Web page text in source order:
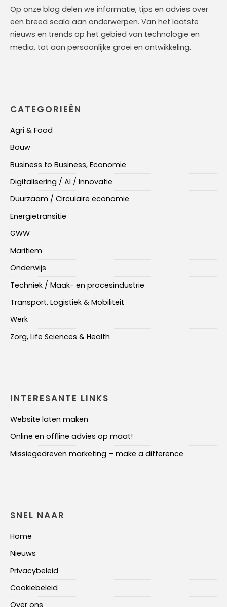
Op onze blog delen we informatie, tips en advies over
een breed scala aan onderwerpen. Van het laatste
nieuws en trends op het gebied van technologie en
media, tot aan persoonlijke groei en ontwikkeling.
CATEGORIEËN
Agri & Food
Bouw
Business to Business, Economie
Digitalisering / AI / Innovatie
Duurzaam / Circulaire economie
Energietransitie
GWW
Maritiem
Onderwijs
Techniek / Maak- en procesindustrie
Transport, Logistiek & Mobiliteit
Werk
Zorg, Life Sciences & Health
INTERESANTE LINKS
Website laten maken
Online en offline advies op maat!
Missiegedreven marketing – make a difference
SNEL NAAR
Home
Nieuws
Privacybeleid
Cookiebeleid
Over ons